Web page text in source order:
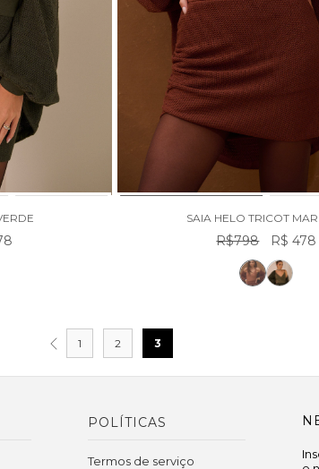
SAIA HELO TRICOT
R$798 R$ 478
1 2 3
POLÍTICAS
Termos de serviço